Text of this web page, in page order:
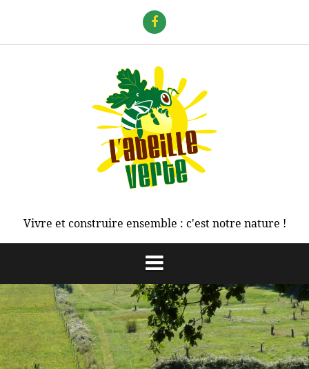
Vivre et construire ensemble : c'est notre nature !